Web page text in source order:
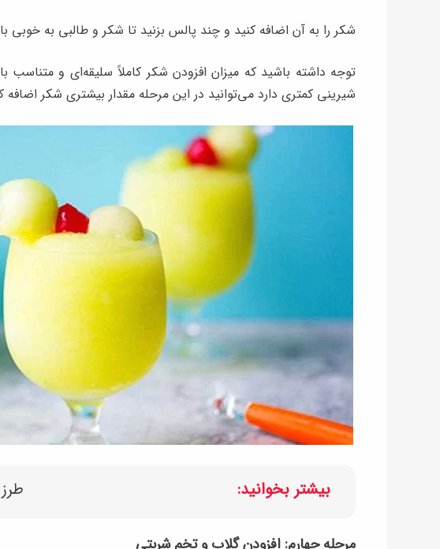
شکر را به آن اضافه کنید و چند پالس بزنید تا شکر و طالبی به خوبی
توجه داشته باشید که میزان افزودن شکر کاملاً سلیقه‌ای و متناسب
شیرینی کمتری دارد می‌توانید در این مرحله مقدار بیشتری شکر اضافه
بیشتر بخوانید:
مرحله چهارم: افزودن گلاب و تخم شربتی